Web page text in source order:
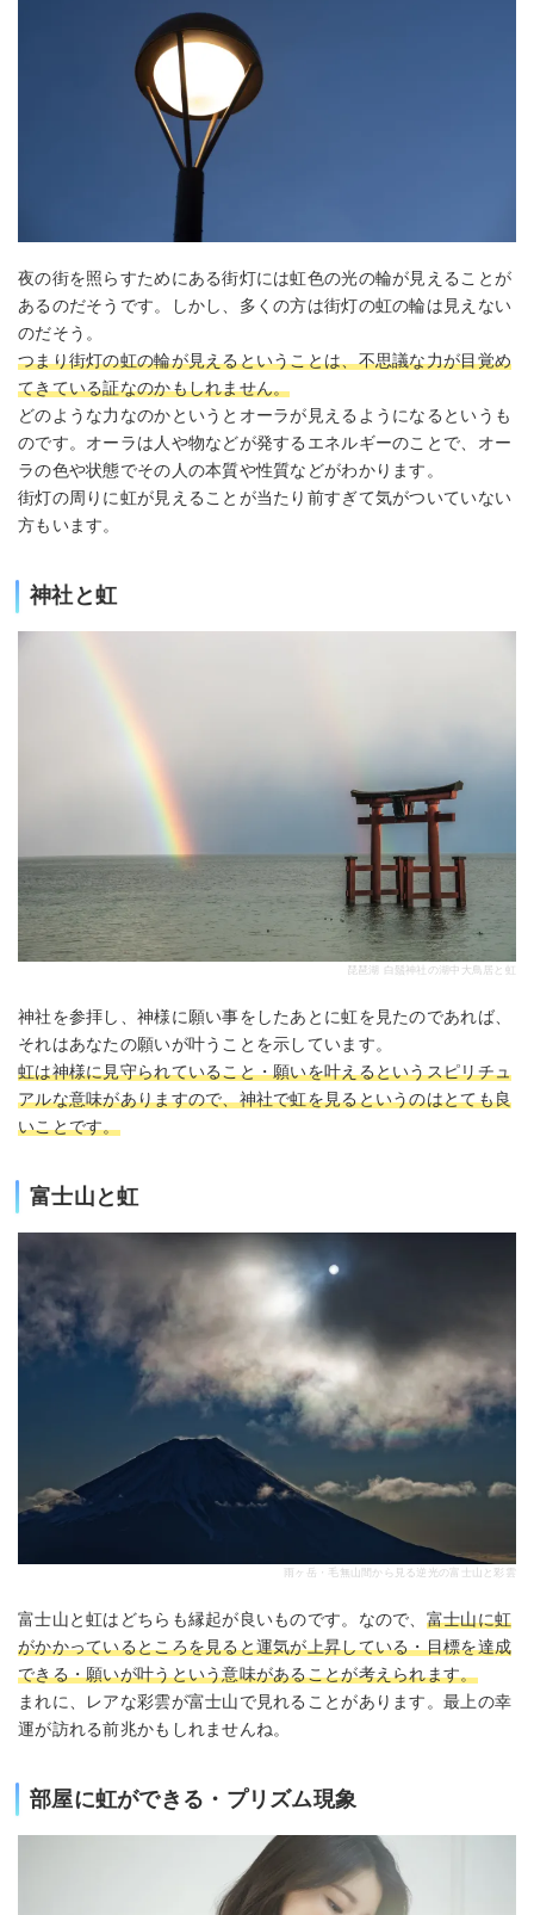
夜の街を照らすためにある街灯には虹色の光の輪が見えることが
あるのだそうです。しかし、多くの方は街灯の虹の輪は見えない
のだそう。
つまり街灯の虹の輪が見えるということは、不思議な力が目覚め
てきている証なのかもしれません。
どのような力なのかというとオーラが見えるようになるというも
のです。オーラは人や物などが発するエネルギーのことで、オー
ラの色や状態でその人の本質や性質などがわかります。
街灯の周りに虹が見えることが当たり前すぎて気がついていない
方もいます。
神社と虹
琵琶湖 白鬚神社の湖中大鳥居と虹
神社を参拝し、神様に願い事をしたあとに虹を見たのであれば、
それはあなたの願いが叶うことを示しています。
虹は神様に見守られていること・願いを叶えるというスピリチュ
アルな意味がありますので、神社で虹を見るというのはとても良
いことです。
富士山と虹
雨ヶ岳・毛無山間から見る逆光の富士山と彩雲
富士山と虹はどちらも縁起が良いものです。なので、 富士山に虹
がかかっているところを見ると運気が上昇している・目標を達成
できる・願いが叶うという意味があることが考えられます。
まれに、レアな彩雲が富士山で見れることがあります。最上の幸
運が訪れる前兆かもしれませんね。
部屋に虹ができる・プリズム現象